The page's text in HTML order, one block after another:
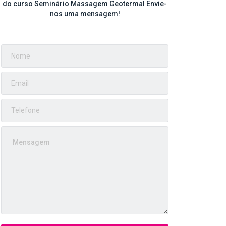
do curso Seminário Massagem Geotermal Envie-
nos uma mensagem!